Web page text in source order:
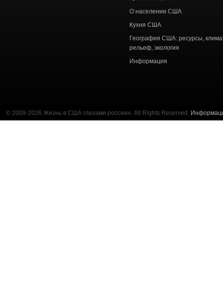
О населении США
Кухня США
География США: ресурсы,
рельеф, экология
Информация
© 2009-2026 Жизнь в США глазами россиян. All Rights Reserved.